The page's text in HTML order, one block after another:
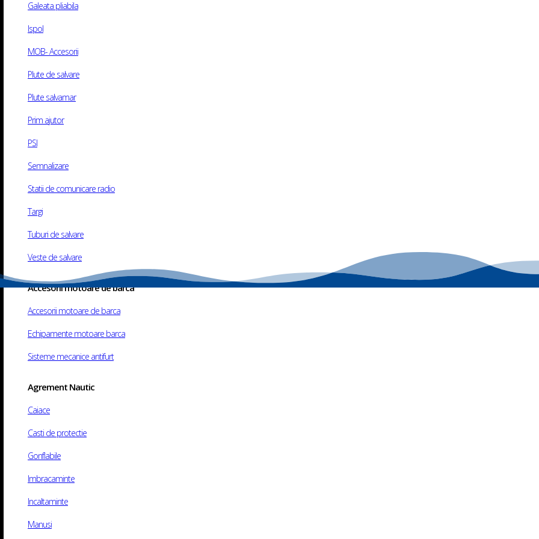
Galeata pliabila
Ispol
MOB- Accesorii
Plute de salvare
Plute salvamar
Prim ajutor
PSI
Semnalizare
Statii de comunicare radio
Targi
Tuburi de salvare
Veste de salvare
Accesorii motoare de barca
Accesorii motoare de barca
Echipamente motoare barca
Sisteme mecanice antifurt
Agrement Nautic
Caiace
Casti de protectie
Gonflabile
Imbracaminte
Incaltaminte
Manusi
Politica Cookie
Program
Sambata: Inchis
Duminica: Inchis
Webdesign​
va rugam asteptati